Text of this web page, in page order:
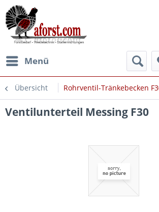
Menü
Übersicht Rohrventil-Tränkebecken
Ventilunterteil Messing F30